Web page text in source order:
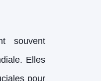
souvent
Elles
pour